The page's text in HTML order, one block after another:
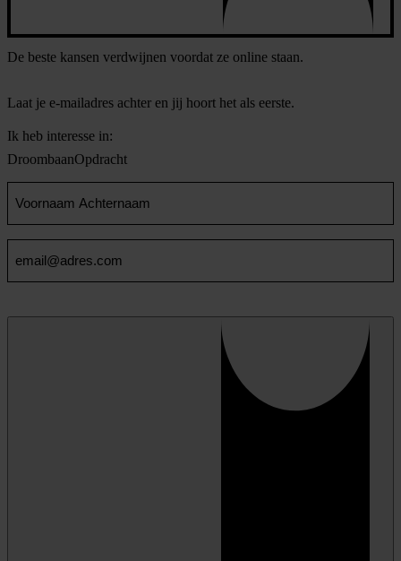
De beste kansen verdwijnen voordat ze online staan.
Laat je e-mailadres achter en jij hoort het als eerste.
Ik heb interesse in:
DroombaanOpdracht
en
Achternaam
(Vereist)